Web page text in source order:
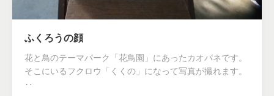
ふくろうの顔
花と鳥のテーマパーク「花鳥園」にあったカオパネです。
そこにいるフクロウ「くくの」になって写真が撮れます。
‥